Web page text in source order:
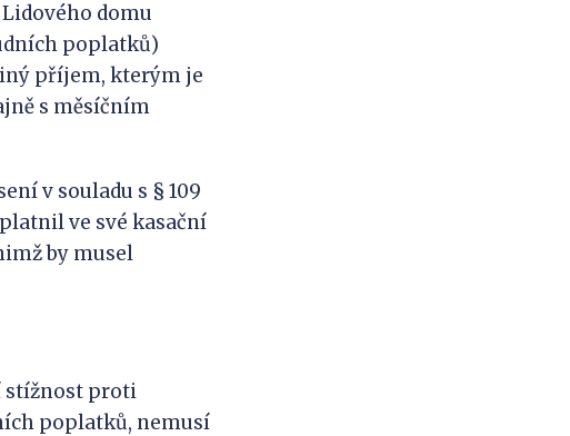
Lidového domu
poplatků)
příjem, kterým je
s měsíčním
v souladu s § 109
ve své kasační
by musel
proti
poplatků, nemusí